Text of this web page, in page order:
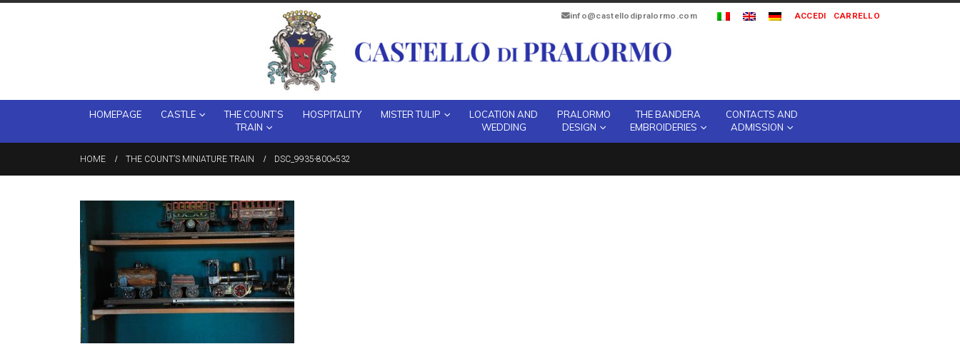
info@castellodipralormo.com ACCEDI CARRELLO
HOMEPAGE CASTLE
THE COUNT’S
TRAIN
HOSPITALITY MISTER TULIP
LOCATION AND
WEDDING
PRALORMO
DESIGN
THE BANDERA
EMBROIDERIES
CONTACTS AND
ADMISSION
HOME THE COUNT’S MINIATURE TRAIN DSC_9935-800×532